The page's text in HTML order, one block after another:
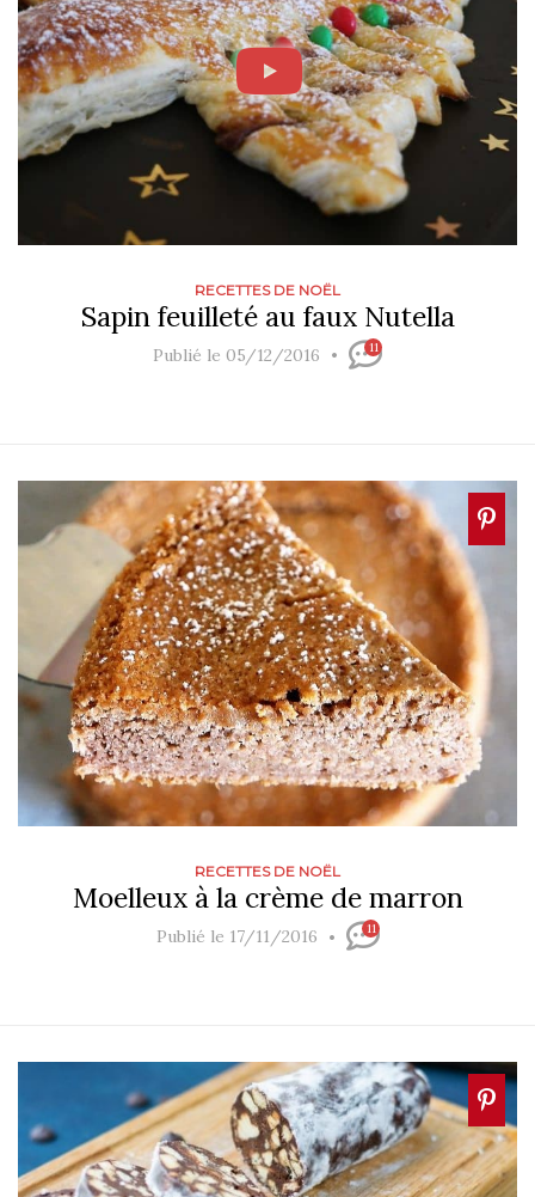
RECETTES DE NOËL
Sapin feuilleté au faux Nutella
Publié le 05/12/2016 11
RECETTES DE NOËL
Moelleux à la crème de marron
Publié le 17/11/2016 11